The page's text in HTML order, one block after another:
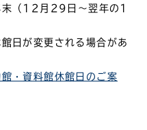
末（12月29日～翌年の1
日が変更される場合があ
・資料館休館日のご案